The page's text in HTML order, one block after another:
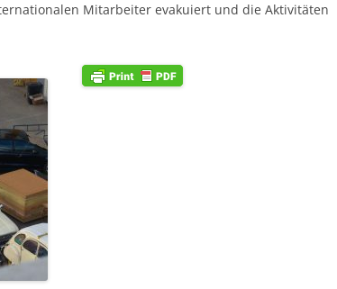
Mitarbeiter evakuiert und die Aktivitäten